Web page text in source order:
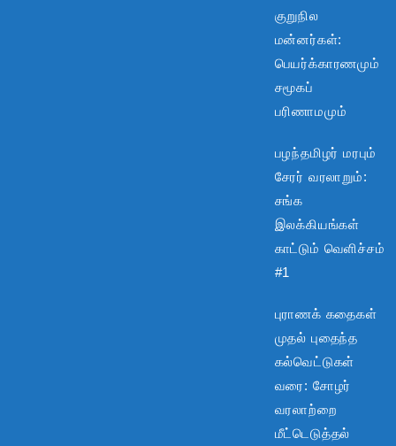
குறுநில
மன்னர்கள்:
பெயர்க்காரணமும்
சமூகப்
பரிணாமமும்
பழந்தமிழர் மரபும்
சேரர் வரலாறும்:
சங்க
இலக்கியங்கள்
காட்டும் வெளிச்சம்
#1
புராணக் கதைகள்
முதல் புதைந்த
கல்வெட்டுகள்
வரை: சோழர்
வரலாற்றை
மீட்டெடுத்தல்